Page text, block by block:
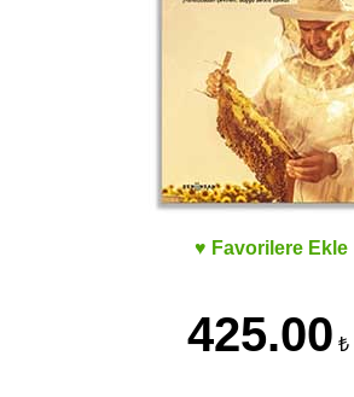
♥ Favorilere Ekle
425.00 ₺